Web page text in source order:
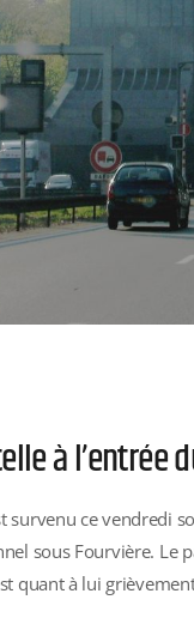
à l’entrée
survenu ce vendredi
sous Fourvière. Le
quant à lui